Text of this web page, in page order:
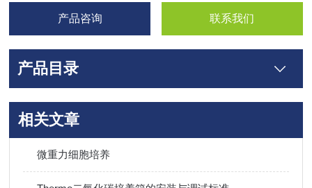
产品咨询 联系我们
产品目录
相关文章
微重力细胞培养